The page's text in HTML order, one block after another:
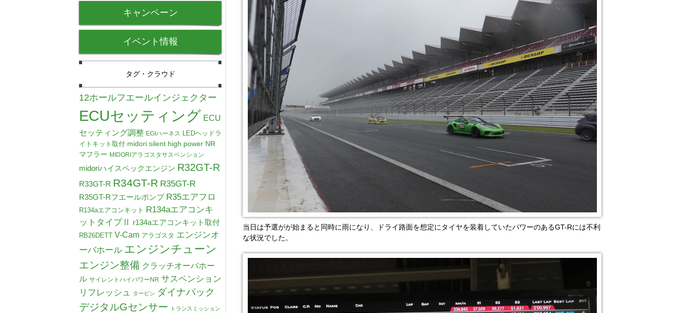
当日は予選がが始まると同時に雨になり、ドライ路面を想定にタイヤを装着していたパワーのあるGT-Rには不利
な状況でした。
キャンペーン
イベント情報
タグ・クラウド
12ホールフエールインジェクター
ECUセッティング ECU
セッティング調整 EGIハーネス LEDヘッドラ
イトキット取付 midori silent high power NR
マフラー MIDORIアラゴスタサスペンション
midoriハイスペックエンジン R32GT-R
R33GT-R R34GT-R R35GT-R
R35GT-Rフエールポンプ R35エアフロ
R134aエアコンキット R134aエアコンキ
ットタイプⅡ
r134aエアコンキット取付
RB26DETT V-Cam アラゴスタ エンジンオ
ーバホール エンジンチューン
エンジン整備 クラッチオーバホー
ル サイレントハイパワーNR サスペンション
リフレッシュ
タービン ダイナパック
デジタルGセンサー
トランスミッション